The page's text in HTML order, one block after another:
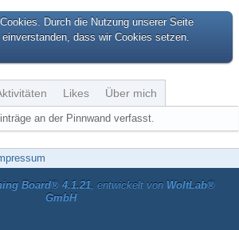
Durch die Nutzung unserer Seite
dass wir Cookies setzen.
Likes Über mich
an der Pinnwand verfasst.
Board® 4.1.21, entwickelt von WoltLab®
GmbH